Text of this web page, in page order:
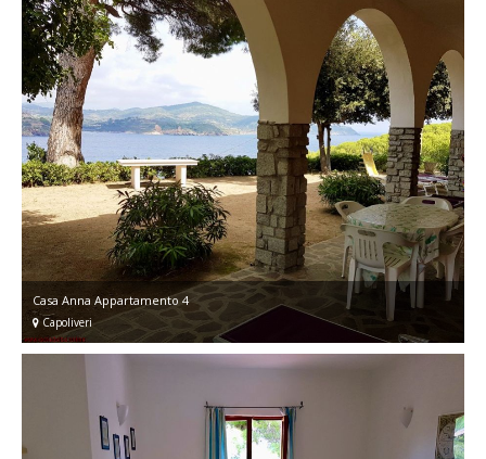
Casa Anna Appartamento 4
Capoliveri